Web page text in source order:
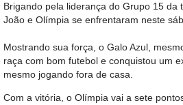
Brigando pela liderança do Grupo 15
João e Olímpia se enfrentaram neste
Mostrando sua força, o Galo Azul,
raça com bom futebol e conquistou um
mesmo jogando fora de casa.
Com a vitória, o Olímpia vai a sete